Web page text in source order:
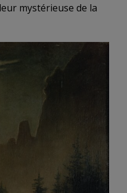
mystérieuse de la